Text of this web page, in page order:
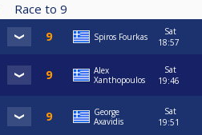
Race to 9
Spiros Fourkas
Sat
18:57
Alex
Xanthopoulos
Sat
19:46
George
Axavidis
Sat
19:51